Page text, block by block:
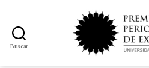
Buscar